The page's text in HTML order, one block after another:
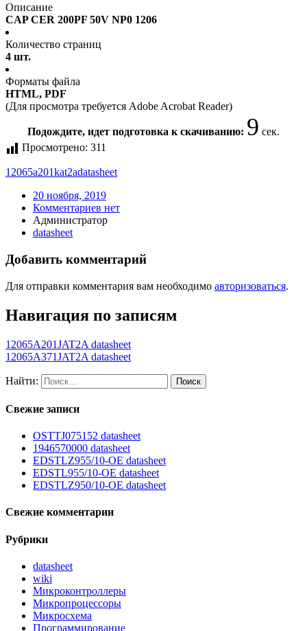
Описание
CAP CER 200PF 50V NP0 1206
Количество страниц
4 шт.
Форматы файла
HTML, PDF
(Для просмотра требуется Adobe Acrobat Reader)
Подождите, идет подготовка к скачиванию: 9 сек.
Просмотрено: 311
12065a201kat2adatasheet
20 ноября, 2019
Комментариев нет
Администратор
datasheet
Добавить комментарий
Для отправки комментария вам необходимо авторизоваться.
Навигация по записям
12065A201JAT2A datasheet
12065A371JAT2A datasheet
Найти:
Свежие записи
OSTTJ075152 datasheet
1946570000 datasheet
EDSTLZ955/10-OE datasheet
EDSTL955/10-OE datasheet
EDSTLZ950/10-OE datasheet
Свежие комментарии
Рубрики
datasheet
wiki
Микроконтроллеры
Микропроцессоры
Микросхема
Программирование